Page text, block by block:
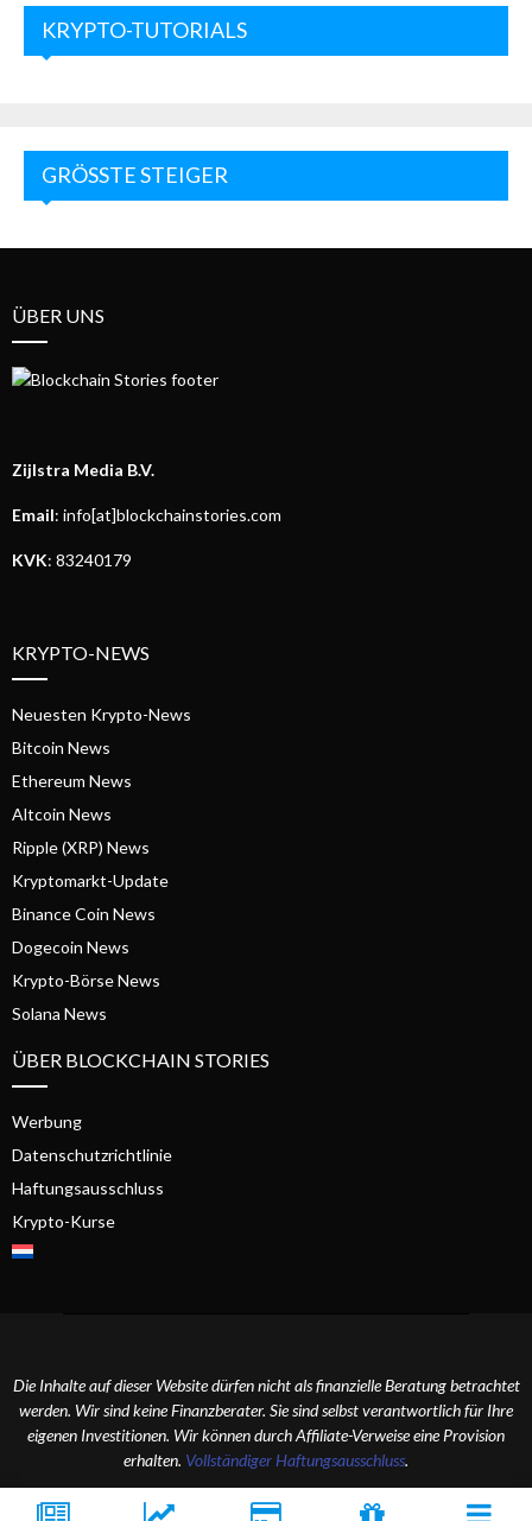
KRYPTO-TUTORIALS
GRÖSSTE STEIGER
ÜBER UNS
Zijlstra Media B.V.
Email: info[at]blockchainstories.com
KVK: 83240179
KRYPTO-NEWS
Neuesten Krypto-News
Bitcoin News
Ethereum News
Altcoin News
Ripple (XRP) News
Kryptomarkt-Update
Binance Coin News
Dogecoin News
Krypto-Börse News
Solana News
ÜBER BLOCKCHAIN STORIES
Werbung
Datenschutzrichtlinie
Haftungsausschluss
Krypto-Kurse
Die Inhalte auf dieser Website dürfen nicht als finanzielle Beratung betrachtet
werden. Wir sind keine Finanzberater. Sie sind selbst verantwortlich für Ihre
eigenen Investitionen. Wir können durch Affiliate-Verweise eine Provision
erhalten. Vollständiger Haftungsausschluss.